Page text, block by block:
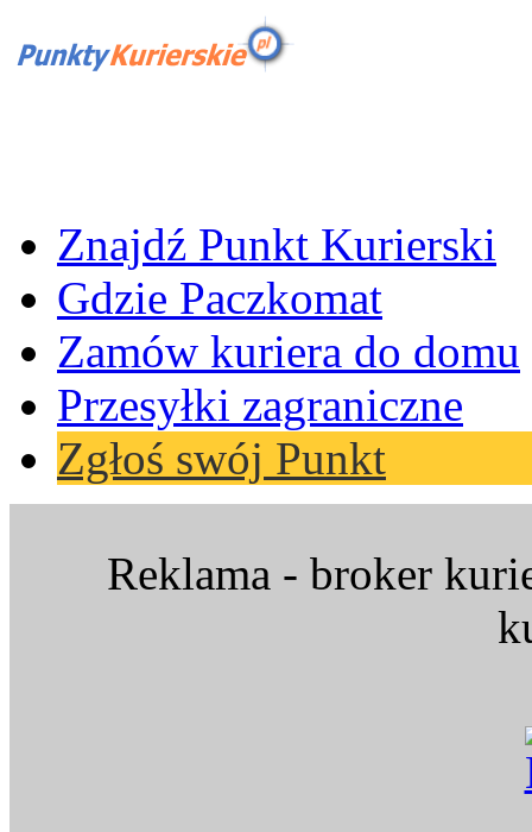
Znajdź Punkt Kurierski
Gdzie Paczkomat
Zamów kuriera do domu
Przesyłki zagraniczne
Zgłoś swój Punkt
Reklama - broker